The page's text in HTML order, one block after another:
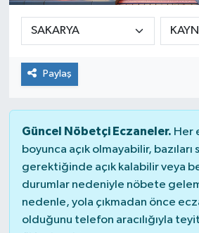
Paylaş
Güncel Nöbetçi Eczaneler. Her
boyunca açık olmayabilir, bazıları
gerektiğinde açık kalabilir veya
durumlar nedeniyle nöbete
nedenle, yola çıkmadan önce
olduğunu telefon aracılığıyla